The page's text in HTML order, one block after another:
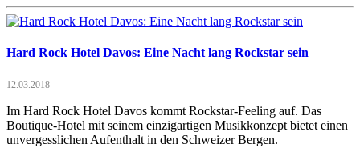
Hard Rock Hotel Davos: Eine Nacht lang Rockstar sein
12.03.2018
Im Hard Rock Hotel Davos kommt Rockstar-Feeling auf. Das
Boutique-Hotel mit seinem einzigartigen Musikkonzept bietet einen
unvergesslichen Aufenthalt in den Schweizer Bergen.